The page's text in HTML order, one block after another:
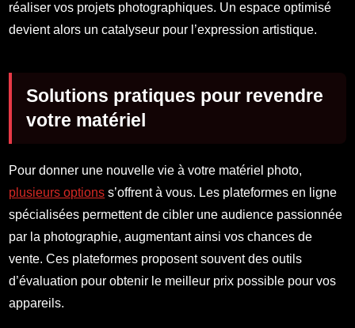
réaliser vos projets photographiques. Un espace optimisé
devient alors un catalyseur pour l’expression artistique.
Solutions pratiques pour revendre
votre matériel
Pour donner une nouvelle vie à votre matériel photo,
plusieurs options s’offrent à vous. Les plateformes en ligne
spécialisées permettent de cibler une audience passionnée
par la photographie, augmentant ainsi vos chances de
vente. Ces plateformes proposent souvent des outils
d’évaluation pour obtenir le meilleur prix possible pour vos
appareils.